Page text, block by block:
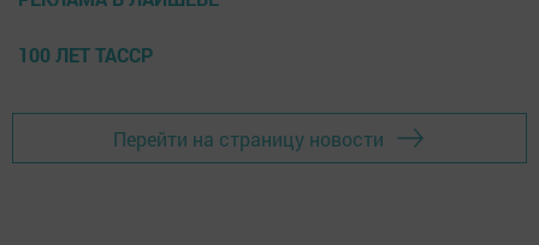
100 ЛЕТ ТАССР
Перейти на страницу новости